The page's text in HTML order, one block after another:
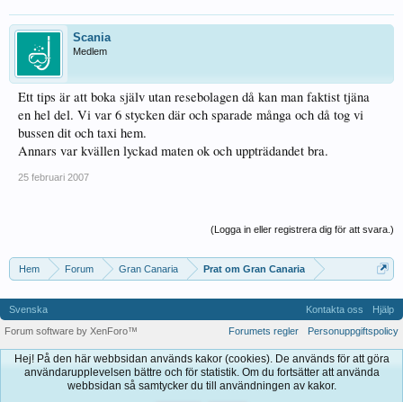
Scania
Medlem
Ett tips är att boka själv utan resebolagen då kan man faktist tjäna
en hel del. Vi var 6 stycken där och sparade många och då tog vi
bussen dit och taxi hem.
Annars var kvällen lyckad maten ok och uppträdandet bra.
25 februari 2007
(Logga in eller registrera dig för att svara.)
Hem Forum Gran Canaria Prat om Gran Canaria
Svenska Kontakta oss
Hjälp
Forumets regler
Personuppgiftspolicy
Forum software by XenForo™
Hej! På den här webbsidan används kakor (cookies). De används för att göra
användarupplevelsen bättre och för statistik. Om du fortsätter att använda
webbsidan så samtycker du till användningen av kakor.